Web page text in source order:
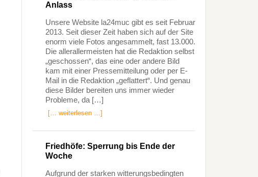
Anlass
Unsere Website la24muc gibt es seit Februar
2013. Seit dieser Zeit haben sich auf der Site
enorm viele Fotos angesammelt, fast 13.000.
Die allerallermeisten hat die Redaktion selbst
„geschossen“, das eine oder andere Bild
kam mit einer Pressemitteilung oder per E-
Mail in die Redaktion „geflattert“. Und genau
diese Bilder bereiten uns immer wieder
Probleme, da […]
[… weiterlesen …]
Friedhöfe: Sperrung bis Ende der
Woche
Aufgrund der starken witterungsbedingten